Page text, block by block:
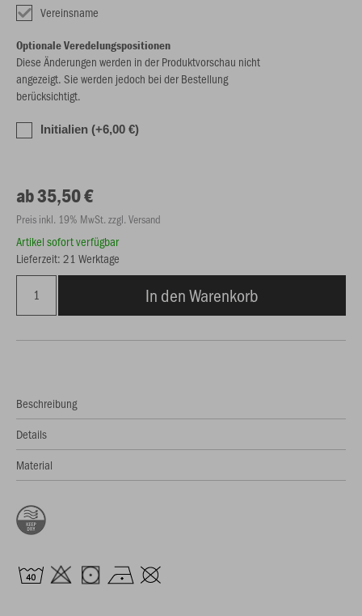
Vereinsname
Optionale Veredelungspositionen
Diese Änderungen werden in der Produktvorschau nicht
angezeigt. Sie werden jedoch bei der Bestellung
berücksichtigt.
Initialien (+6,00 €)
ab 35,50 €
Preis inkl. 19% MwSt. zzgl. Versand
Artikel sofort verfügbar
Lieferzeit: 21 Werktage
In den Warenkorb
Beschreibung
Details
Material